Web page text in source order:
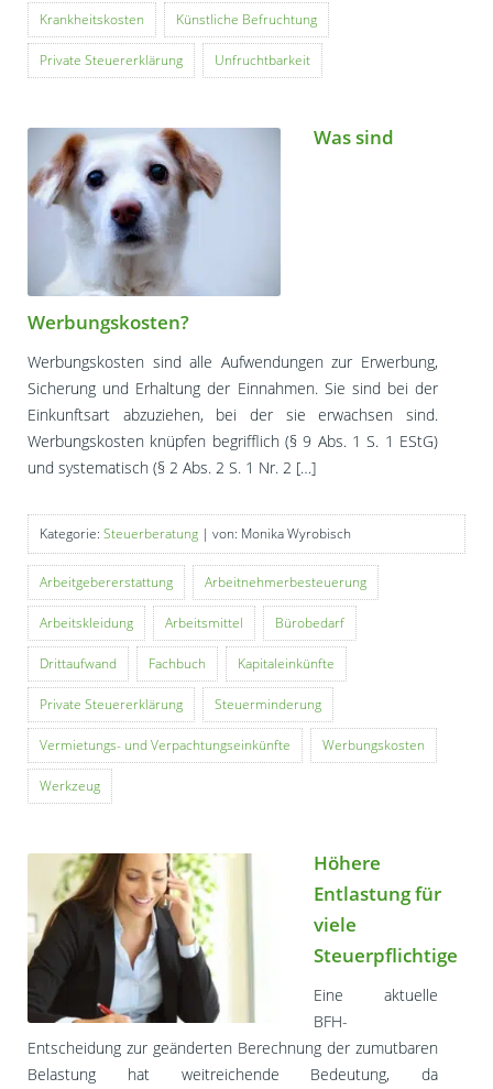
Krankheitskosten Künstliche Befruchtung
Private Steuererklärung Unfruchtbarkeit
Was sind
Werbungskosten?
Werbungskosten sind alle Aufwendungen zur Erwerbung,
Sicherung und Erhaltung der Einnahmen. Sie sind bei der
Einkunftsart abzuziehen, bei der sie erwachsen sind.
Werbungskosten knüpfen begrifflich (§ 9 Abs. 1 S. 1 EStG)
und systematisch (§ 2 Abs. 2 S. 1 Nr. 2 […]
Kategorie: Steuerberatung | von: Monika Wyrobisch
Arbeitgebererstattung Arbeitnehmerbesteuerung
Arbeitskleidung Arbeitsmittel Bürobedarf
Drittaufwand Fachbuch Kapitaleinkünfte
Private Steuererklärung Steuerminderung
Vermietungs- und Verpachtungseinkünfte Werbungskosten
Werkzeug
Höhere
Entlastung für
viele
Steuerpflichtige
Eine aktuelle
BFH-
Entscheidung zur geänderten Berechnung der zumutbaren
Belastung hat weitreichende Bedeutung, da